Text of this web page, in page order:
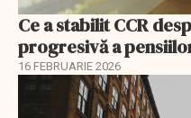
Ce a stabilit CCR
progresivă a
16 FEBRUARIE 2026